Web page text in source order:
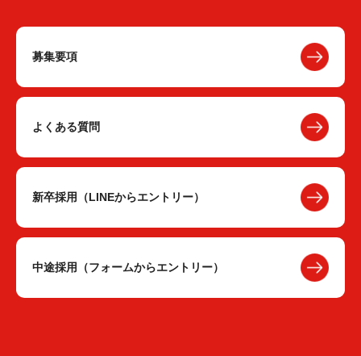
募集要項
よくある質問
新卒採用（LINEからエントリー）
中途採用（フォームからエントリー）